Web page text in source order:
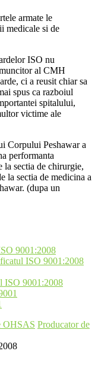
armate le
medicale si de
ISO nu
al CMH
ci a reusit chiar sa
spus ca razboiul
spitalului,
victime ale
Corpului Peshawar a
performanta
la sectia de chirurgie,
la sectia de medicina a
(dupa un
9001:2008
ISO 9001:2008
ISO 9001:2008
OHSAS Producator de